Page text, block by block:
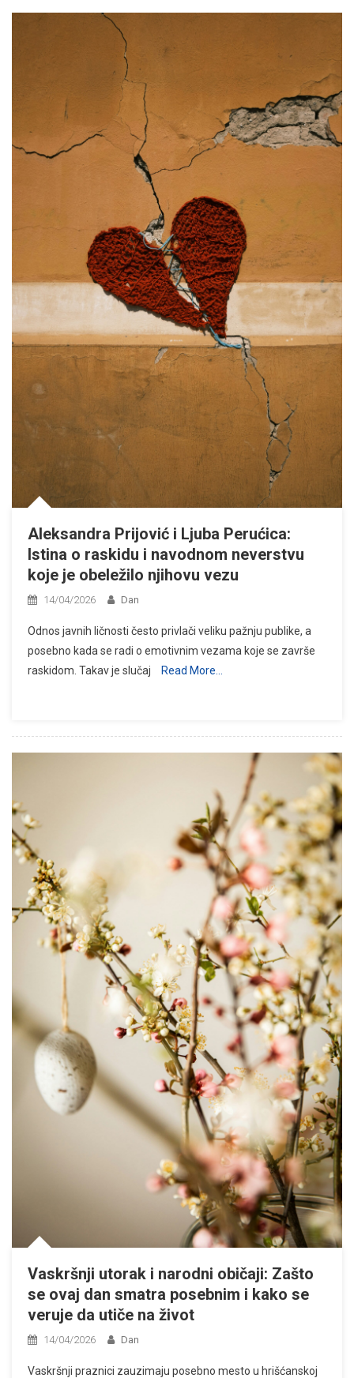
Aleksandra Prijović i Ljuba Perućica:
Istina o raskidu i navodnom neverstvu
koje je obeležilo njihovu vezu
14/04/2026 Dan
Odnos javnih ličnosti često privlači veliku pažnju publike, a
posebno kada se radi o emotivnim vezama koje se završe
raskidom. Takav je slučaj
Read More…
Vaskršnji utorak i narodni običaji: Zašto
se ovaj dan smatra posebnim i kako se
veruje da utiče na život
14/04/2026 Dan
Vaskršnji praznici zauzimaju posebno mesto u hrišćanskoj